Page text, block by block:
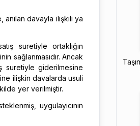
anılan davayla ilişkili ya
suretiyle ortaklığın
sağlanmasıdır. Ancak
suretiyle giderilmesine
ilişkin davalarda usuli
yer verilmiştir.
uygulayıcının